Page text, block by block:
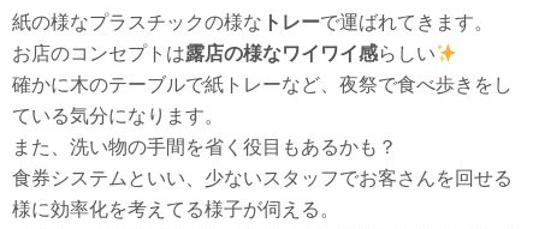
紙の様なプラスチックの様な トレーで運ばれてきます。
お店のコンセプトは露店の様なワイワイ感らしい
確かに木のテーブルで紙トレーなど、夜祭で食べ歩きをし
ている気分になります。
また、洗い物の手間を省く役目もあるかも？
食券システムといい、少ないスタッフでお客さんを回せる
様に効率化を考えてる様子が伺える。